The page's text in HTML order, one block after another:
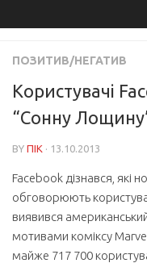
ПОЗИТИВ/НЕГАТИВ
Користувачі
“Сонну
BY ПІК · 13.10.2013
Facebook дізнався, які
обговорюють
виявився
мотивами коміксу
майже 717 700